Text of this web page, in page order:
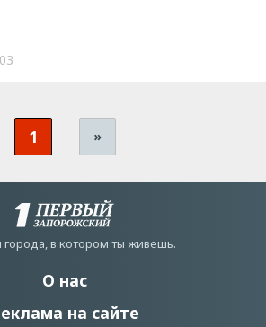
1 »
города, в котором ты живешь.
О нас
на сайте